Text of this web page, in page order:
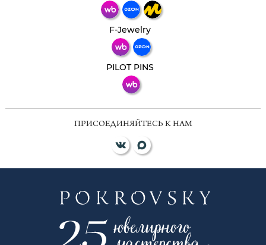
F-Jewelry
PILOT PINS
ПРИСОЕДИНЯЙТЕСЬ К НАМ